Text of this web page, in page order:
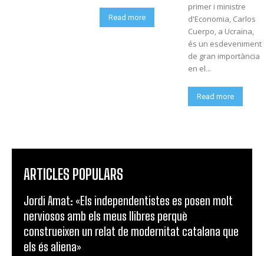
Read more
primer i ministre
d'Economia, Carlos
Cuerpo, a Ucraïna,
és un esdeveniment
de gran importància
en el...
Read more
ARTICLES POPULARS
Jordi Amat: «Els independentistes es posen molt
nerviosos amb els meus llibres perquè
construeixen un relat de modernitat catalana que
els és aliena»